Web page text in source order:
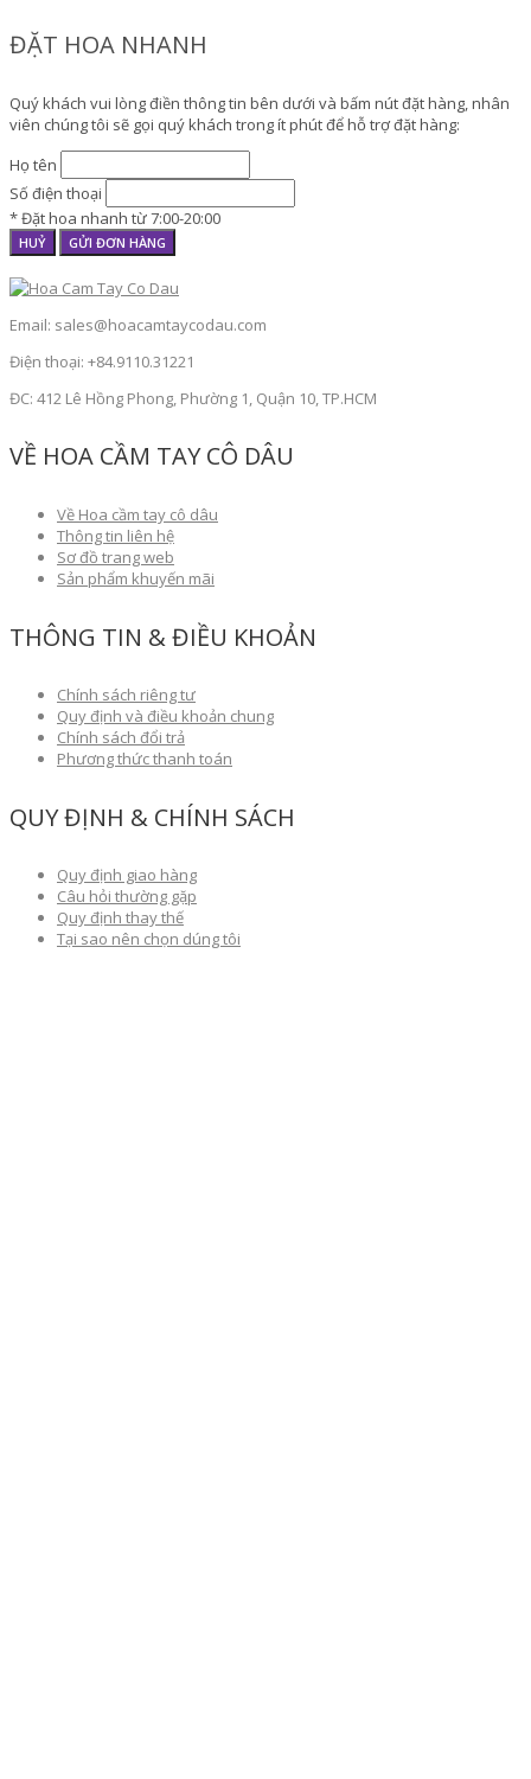
ĐẶT HOA NHANH
Quý khách vui lòng điền thông tin bên dưới và bấm nút đặt hàng, nhân
viên chúng tôi sẽ gọi quý khách trong ít phút để hỗ trợ đặt hàng:
Họ tên
Số điện thoại
* Đặt hoa nhanh từ 7:00-20:00
HUỶ GỬI ĐƠN HÀNG
Email: sales@hoacamtaycodau.com
Điện thoại: +84.9110.31221
ĐC: 412 Lê Hồng Phong, Phường 1, Quận 10, TP.HCM
VỀ HOA CẦM TAY CÔ DÂU
Về Hoa cầm tay cô dâu
Thông tin liên hệ
Sơ đồ trang web
Sản phẩm khuyến mãi
THÔNG TIN & ĐIỀU KHOẢN
Chính sách riêng tư
Quy định và điều khoản chung
Chính sách đổi trả
Phương thức thanh toán
QUY ĐỊNH & CHÍNH SÁCH
Quy định giao hàng
Câu hỏi thường gặp
Quy định thay thế
Tại sao nên chọn dúng tôi